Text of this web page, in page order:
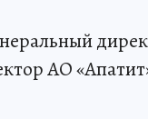
АО